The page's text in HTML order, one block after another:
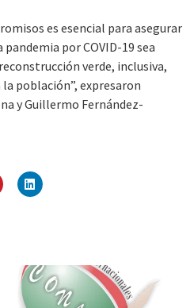
es esencial para asegurar
por COVID-19 sea
verde, inclusiva,
población”, expresaron
y Guillermo Fernández-